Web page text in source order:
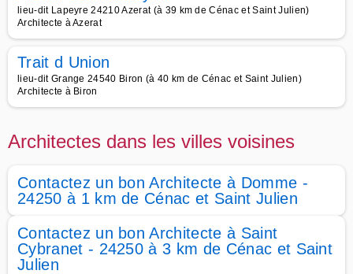
lieu-dit Lapeyre 24210 Azerat (à 39 km de Cénac et Saint Julien)
Architecte à Azerat
Trait d Union
lieu-dit Grange 24540 Biron (à 40 km de Cénac et Saint Julien)
Architecte à Biron
Architectes dans les villes voisines
Contactez un bon Architecte à Domme -
24250 à 1 km de Cénac et Saint Julien
Contactez un bon Architecte à Saint
Cybranet - 24250 à 3 km de Cénac et Saint
Julien